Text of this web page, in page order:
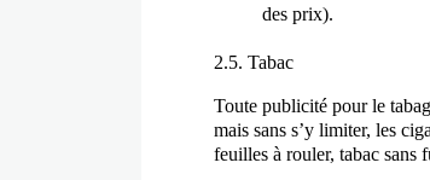
des prix).
2.5. Tabac
Toute publicité pour le
mais sans s’y limiter, les
feuilles à rouler, tabac sans